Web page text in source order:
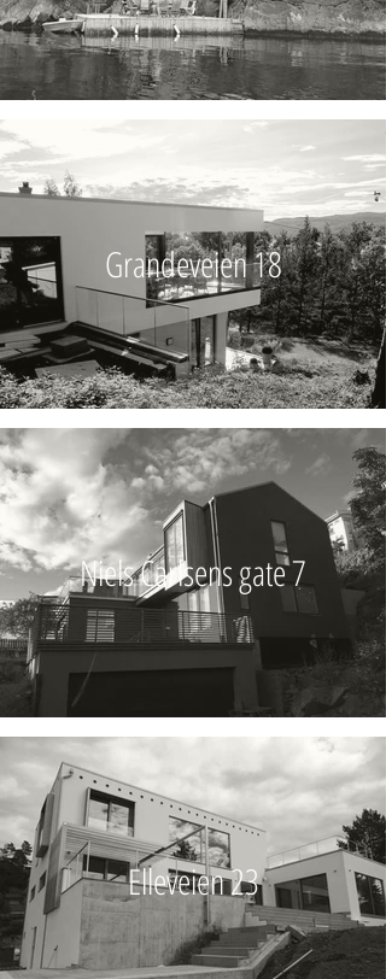
Grandeveien 18
Niels Carlsens gate 7
Elleveien 23